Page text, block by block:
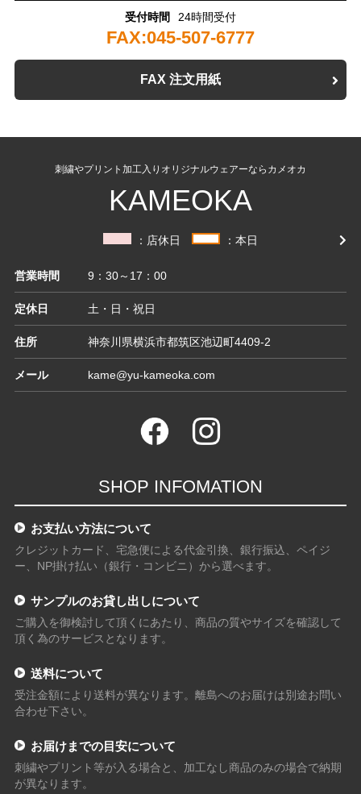
受付時間 24時間受付
FAX:045-507-6777
FAX 注文用紙
刺繍やプリント加工入りオリジナルウェアーならカメオカ
KAMEOKA
：店休日 ：本日
営業時間 9：30～17：00
定休日 土・日・祝日
住所 神奈川県横浜市都筑区池辺町4409-2
メール kame@yu-kameoka.com
SHOP INFOMATION
お支払い方法について
クレジットカード、宅急便による代金引換、銀行振込、ペイジ
ー、NP掛け払い（銀行・コンビニ）から選べます。
サンプルのお貸し出しについて
ご購入を御検討して頂くにあたり、商品の質やサイズを確認して
頂く為のサービスとなります。
送料について
受注金額により送料が異なります。離島へのお届けは別途お問い
合わせ下さい。
お届けまでの目安について
刺繍やプリント等が入る場合と、加工なし商品のみの場合で納期
が異なります。